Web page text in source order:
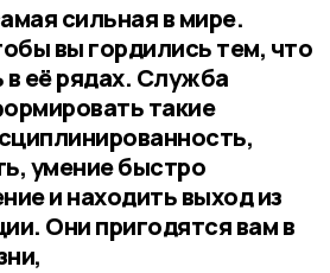
сильная в мире.
вы гордились тем, что
её рядах. Служба
такие
умение быстро
и находить выход из
Они пригодятся вам в